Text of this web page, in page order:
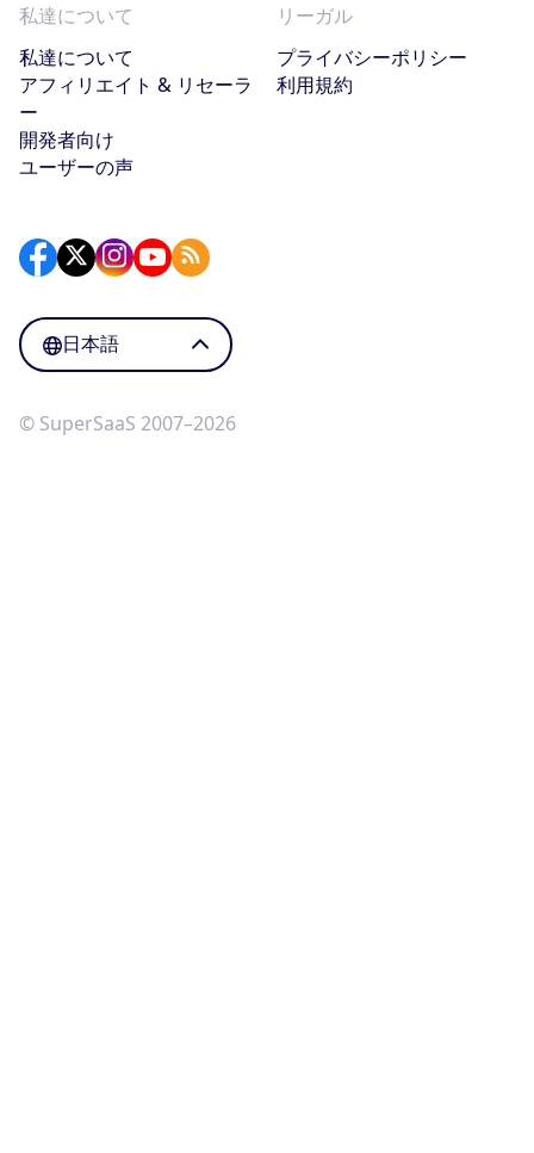
私達について
私達について
アフィリエイト & リセーラ
ー
開発者向け
ユーザーの声
リーガル
プライバシーポリシー
利用規約
日本語
© SuperSaaS 2007–2026